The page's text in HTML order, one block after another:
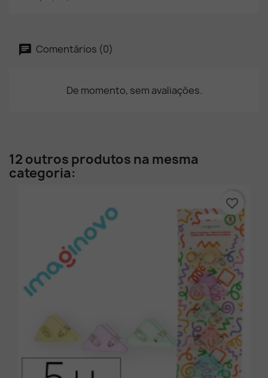
Comentários (0)
De momento, sem avaliações.
12 outros produtos na mesma
categoria:
favorite_border